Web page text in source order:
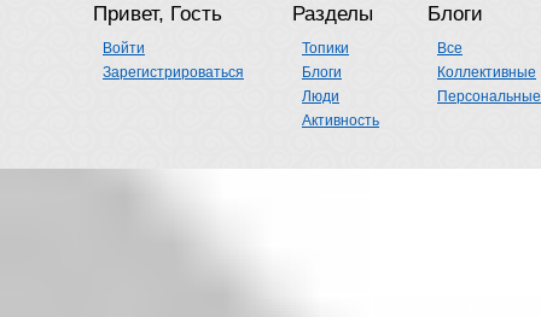
Привет, Гость
Войти
Зарегистрироваться
Разделы
Топики
Блоги
Люди
Активность
Блоги
Все
Коллективные
Персональные